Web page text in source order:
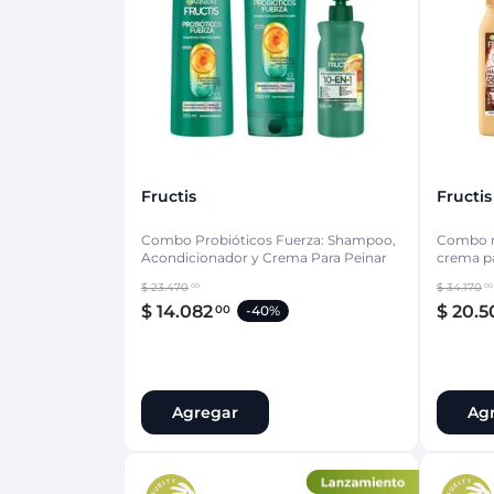
Cuidado de Salud
Cuidado de adulto
Protección
Cuidado intimo
Protectores diarios
Copas menstruales
Tampones
Fructis
Combo Probióticos Fuerza: Shampoo,
Acondicionador y Crema Para Peinar
$ 23.470 00
$ 14.08200 -40%
Agregar
Fructis
Combo
crema
$ 34.170 00
$ 20.